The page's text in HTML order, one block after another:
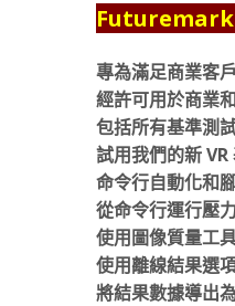
Futuremark
專為滿足商業客
經許可用於商業
包括所有基準測
試用我們的新
命令行自動化和
從命令行運行壓
使用圖像質量工
使用離線結果選
將結果數據導出